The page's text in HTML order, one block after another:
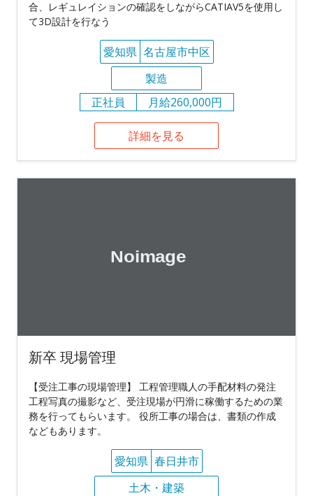
合、レギュレイションの確認をしながらCATIAV5を使用し
て3D設計を行なう
愛知県 名古屋市中区
製造
正社員
月給260,000円
詳細を見る
新卒 現場管理
【受注工事の現場管理】 工程管理職人の手配材料の発注
工程写真の撮影など、受注現場が円滑に稼働するための業
務を行ってもらいます。 役所工事の場合は、書類の作成
などもあります。
愛知県 春日井市
土木・建築